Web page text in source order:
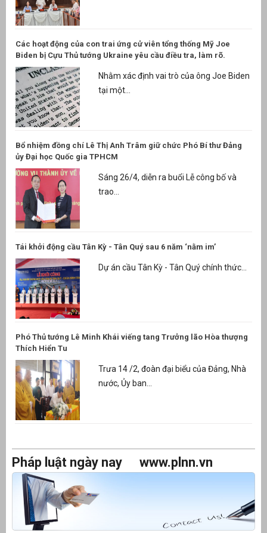
Các hoạt động của con trai ứng cử viên tổng thống Mỹ Joe
Biden bị Cựu Thủ tướng Ukraine yêu cầu điều tra, làm rõ.
Nhằm xác định vai trò của ông Joe Biden
tại một...
Bổ nhiệm đồng chí Lê Thị Anh Trâm giữ chức Phó Bí thư Đảng
ủy Đại học Quốc gia TPHCM
Sáng 26/4, diễn ra buổi Lễ công bố và
trao...
Tái khởi động cầu Tân Kỳ - Tân Quý sau 6 năm ‘nằm im’
Dự án cầu Tân Kỳ - Tân Quý chính thức...
Phó Thủ tướng Lê Minh Khái viếng tang Trưởng lão Hòa thượng
Thích Hiển Tu
Trưa 14 /2, đoàn đại biểu của Đảng, Nhà
nước, Ủy ban...
Pháp luật ngày nay www.plnn.vn